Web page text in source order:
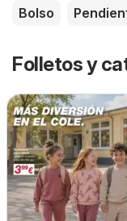
Bolso
Folletos y